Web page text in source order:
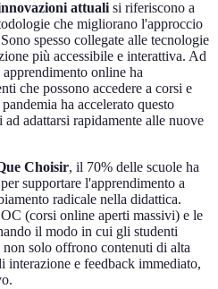
attuali si riferiscono a
che migliorano l'approccio
spesso collegate alle tecnologie
più accessibile e interattiva. Ad
online ha
che possono accedere a corsi e
ha accelerato questo
adattarsi rapidamente alle nuove
Choisir, il 70% delle scuole ha
supportare l'apprendimento a
radicale nella didattica.
(corsi online aperti massivi) e le
il modo in cui gli studenti
solo offrono contenuti di alta
interazione e feedback immediato,